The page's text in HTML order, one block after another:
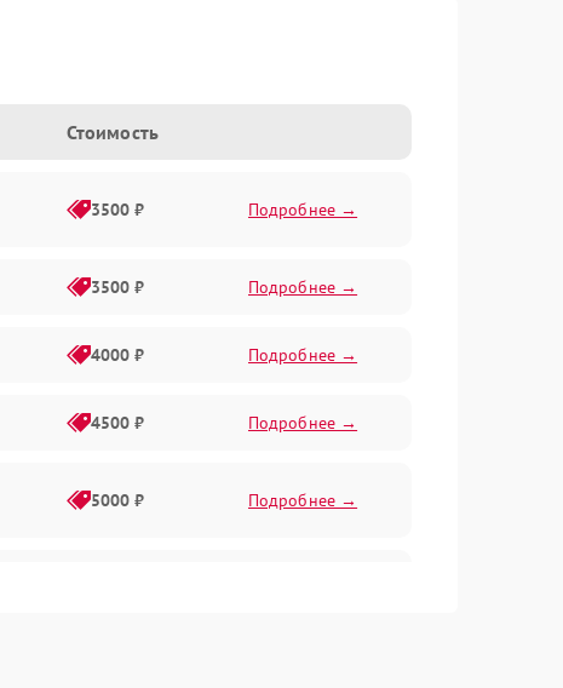
Стоимость
3500 ₽ Подробнее →
3500 ₽ Подробнее →
4000 ₽ Подробнее →
4500 ₽ Подробнее →
5000 ₽ Подробнее →